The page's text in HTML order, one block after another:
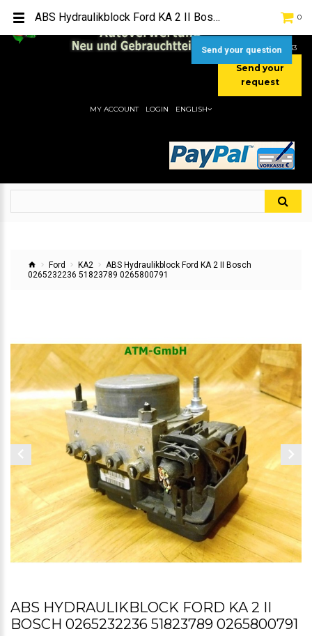
[+49] (0) 2232-5205
MOBIL:
[+49] (0) 177 / 4080033
Send your
request
0
MY ACCOUNT LOGIN ENGLISH
Ford KA2
ABS Hydraulikblock Ford KA 2 II Bosch
0265232236 51823789 0265800791
ABS HYDRAULIKBLOCK FORD KA 2 II
BOSCH 0265232236 51823789 0265800791
ABS Hydraulikblock Ford KA 2 II Bosch 0265232236 51823789 0265800791
Send your question